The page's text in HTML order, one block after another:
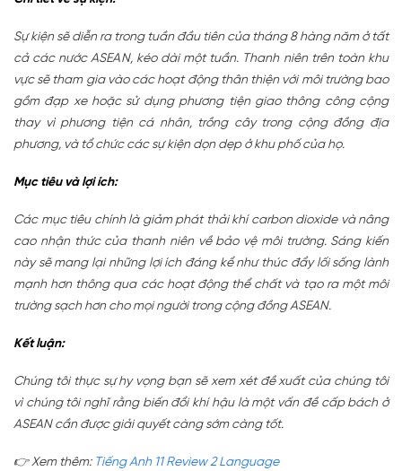
Sự kiện sẽ diễn ra trong tuần đầu tiên của tháng 8 hàng năm ở tất
cả các nước ASEAN, kéo dài một tuần. Thanh niên trên toàn khu
vực sẽ tham gia vào các hoạt động thân thiện với môi trường bao
gồm đạp xe hoặc sử dụng phương tiện giao thông công cộng
thay vì phương tiện cá nhân, trồng cây trong cộng đồng địa
phương, và tổ chức các sự kiện dọn dẹp ở khu phố của họ.
Mục tiêu và lợi ích:
Các mục tiêu chính là giảm phát thải khí carbon dioxide và nâng
cao nhận thức của thanh niên về bảo vệ môi trường. Sáng kiến
này sẽ mang lại những lợi ích đáng kể như thúc đẩy lối sống lành
mạnh hơn thông qua các hoạt động thể chất và tạo ra một môi
trường sạch hơn cho mọi người trong cộng đồng ASEAN.
Kết luận:
Chúng tôi thực sự hy vọng bạn sẽ xem xét đề xuất của chúng tôi
vì chúng tôi nghĩ rằng biến đổi khí hậu là một vấn đề cấp bách ở
ASEAN cần được giải quyết càng sớm càng tốt.
👉 Xem thêm: Tiếng Anh 11 Review 2 Language